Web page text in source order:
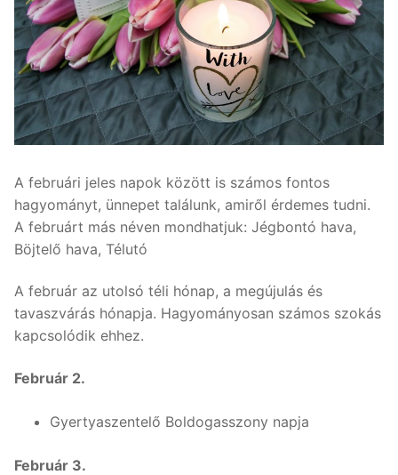
A februári jeles napok között is számos fontos
hagyományt, ünnepet találunk, amiről érdemes tudni.
A februárt más néven mondhatjuk: Jégbontó hava,
Böjtelő hava, Télutó
A február az utolsó téli hónap, a megújulás és
tavaszvárás hónapja. Hagyományosan számos szokás
kapcsolódik ehhez.
Február 2.
Gyertyaszentelő Boldogasszony napja
Február 3.